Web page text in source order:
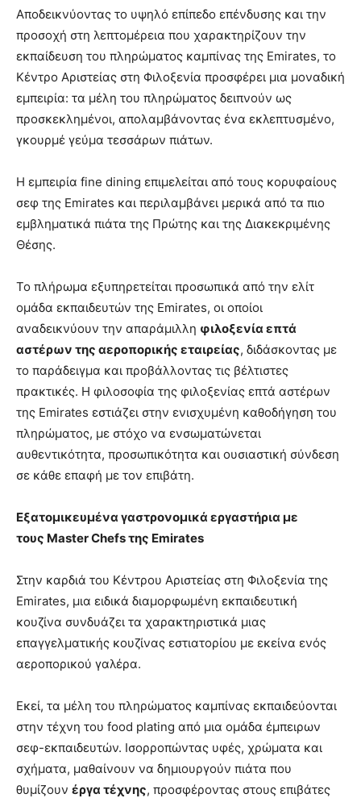
Αποδεικνύοντας το υψηλό επίπεδο επένδυσης και την
προσοχή στη λεπτομέρεια που χαρακτηρίζουν την
εκπαίδευση του πληρώματος καμπίνας της Emirates, το
Κέντρο Αριστείας στη Φιλοξενία προσφέρει μια μοναδική
εμπειρία: τα μέλη του πληρώματος δειπνούν ως
προσκεκλημένοι, απολαμβάνοντας ένα εκλεπτυσμένο,
γκουρμέ γεύμα τεσσάρων πιάτων.
Η εμπειρία fine dining επιμελείται από τους κορυφαίους
σεφ της Emirates και περιλαμβάνει μερικά από τα πιο
εμβληματικά πιάτα της Πρώτης και της Διακεκριμένης
Θέσης.
Το πλήρωμα εξυπηρετείται προσωπικά από την ελίτ
ομάδα εκπαιδευτών της Emirates, οι οποίοι
αναδεικνύουν την απαράμιλλη φιλοξενία επτά
αστέρων της αεροπορικής εταιρείας, διδάσκοντας με
το παράδειγμα και προβάλλοντας τις βέλτιστες
πρακτικές. Η φιλοσοφία της φιλοξενίας επτά αστέρων
της Emirates εστιάζει στην ενισχυμένη καθοδήγηση του
πληρώματος, με στόχο να ενσωματώνεται
αυθεντικότητα, προσωπικότητα και ουσιαστική σύνδεση
σε κάθε επαφή με τον επιβάτη.
Εξατομικευμένα γαστρονομικά εργαστήρια με
τους MasterChefs της Emirates
Στην καρδιά του Κέντρου Αριστείας στη Φιλοξενία της
Emirates, μια ειδικά διαμορφωμένη εκπαιδευτική
κουζίνα συνδυάζει τα χαρακτηριστικά μιας
επαγγελματικής κουζίνας εστιατορίου με εκείνα ενός
αεροπορικού γαλέρα.
Εκεί, τα μέλη του πληρώματος καμπίνας εκπαιδεύονται
στην τέχνη του food plating από μια ομάδα έμπειρων
σεφ-εκπαιδευτών. Ισορροπώντας υφές, χρώματα και
σχήματα, μαθαίνουν να δημιουργούν πιάτα που
θυμίζουν έργα τέχνης, προσφέροντας στους επιβάτες